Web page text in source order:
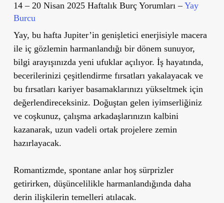
14 – 20 Nisan 2025 Haftalık Burç Yorumları –Yay
Burcu
Yay, bu hafta Jupiter’in genişletici enerjisiyle macera
ile iç gözlemin harmanlandığı bir dönem sunuyor,
bilgi arayışınızda yeni ufuklar açılıyor. İş hayatında,
becerilerinizi çeşitlendirme fırsatları yakalayacak ve
bu fırsatları kariyer basamaklarınızı yükseltmek için
değerlendireceksiniz. Doğuştan gelen iyimserliğiniz
ve coşkunuz, çalışma arkadaşlarınızın kalbini
kazanarak, uzun vadeli ortak projelere zemin
hazırlayacak.
Romantizmde, spontane anlar hoş sürprizler
getirirken, düşüncelilikle harmanlandığında daha
derin ilişkilerin temelleri atılacak.